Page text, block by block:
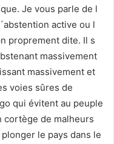
Je vous parle de l
active ou l
proprement dite. Il s
massivement
massivement et
voies sûres de
qui évitent au peuple
cortège de malheurs
le pays dans le